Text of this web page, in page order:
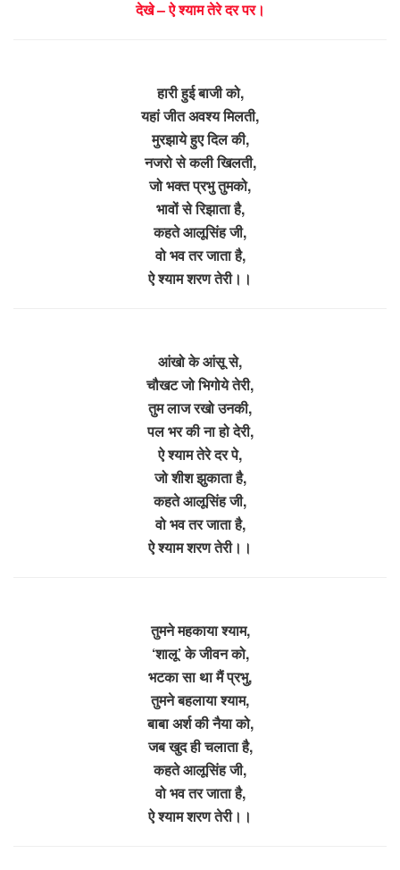
देखे – ऐ श्याम तेरे दर पर।
हारी हुई बाजी को,
यहां जीत अवश्य मिलती,
मुरझाये हुए दिल की,
नजरो से कली खिलती,
जो भक्त प्रभु तुमको,
भावों से रिझाता है,
कहते आलूसिंह जी,
वो भव तर जाता है,
ऐ श्याम शरण तेरी।।
आंखो के आंसू से,
चौखट जो भिगोये तेरी,
तुम लाज रखो उनकी,
पल भर की ना हो देरी,
ऐ श्याम तेरे दर पे,
जो शीश झुकाता है,
कहते आलूसिंह जी,
वो भव तर जाता है,
ऐ श्याम शरण तेरी।।
तुमने महकाया श्याम,
‘शालू’ के जीवन को,
भटका सा था मैं प्रभु,
तुमने बहलाया श्याम,
बाबा अर्श की नैया को,
जब खुद ही चलाता है,
कहते आलूसिंह जी,
वो भव तर जाता है,
ऐ श्याम शरण तेरी।।